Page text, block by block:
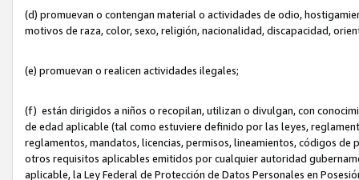
(d) promuevan o contengan material o actividades de odio,
motivos de raza, color, sexo, religión, nacionalidad, discapacidad,
(e) promuevan o realicen actividades ilegales;
(f) están dirigidos a niños o recopilan, utilizan o divulgan, con
de edad aplicable (tal como estuviere definido por las leyes,
reglamentos, mandatos, licencias, permisos, lineamientos, códigos
otros requisitos aplicables emitidos por cualquier autoridad
aplicable, la Ley Federal de Protección de Datos Personales en